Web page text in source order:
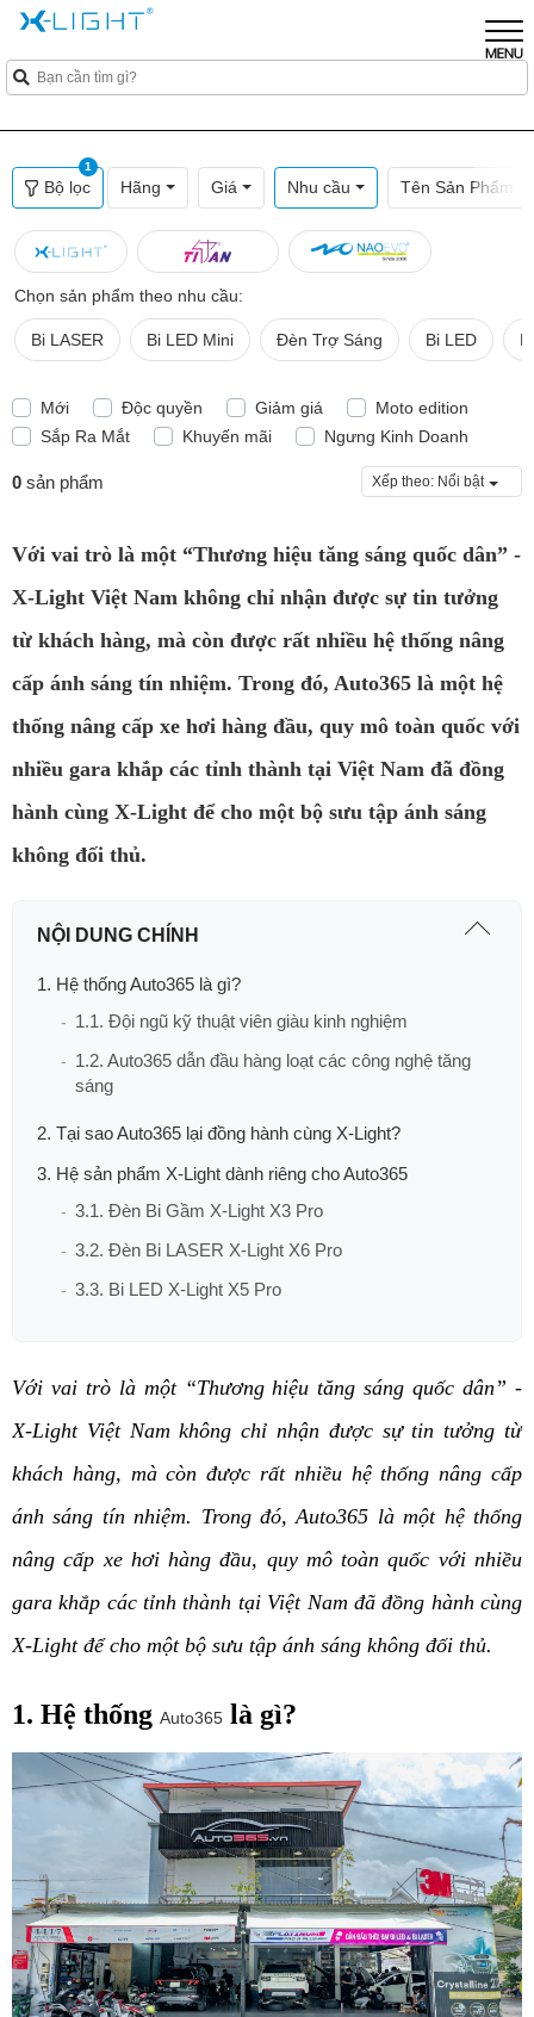
Bộ lọc
1
Hãng Giá Nhu cầu Tên Sản Phẩm
Chọn sản phẩm theo nhu cầu:
Bi LASER Bi LED Mini Đèn Trợ Sáng Bi LED
Mới Độc quyền Giảm giá
Moto edition
Sắp Ra Mắt
Khuyến mãi Ngưng Kinh Doanh
0 sản phẩm Xếp theo: Nổi bật
Với vai trò là một “Thương hiệu tăng sáng quốc dân” -
X-Light Việt Nam không chỉ nhận được sự tin tưởng
từ khách hàng, mà còn được rất nhiều hệ thống nâng
cấp ánh sáng tín nhiệm. Trong đó, Auto365 là một hệ
thống nâng cấp xe hơi hàng đầu, quy mô toàn quốc với
nhiều gara khắp các tỉnh thành tại Việt Nam đã đồng
hành cùng X-Light để cho một bộ sưu tập ánh sáng
không đối thủ.
NỘI DUNG CHÍNH
1. Hệ thống Auto365 là gì?
1.1. Đội ngũ kỹ thuật viên giàu kinh nghiệm
1.2. Auto365 dẫn đầu hàng loạt các công nghệ tăng
sáng
2. Tại sao Auto365 lại đồng hành cùng X-Light?
3. Hệ sản phẩm X-Light dành riêng cho Auto365
3.1. Đèn Bi Gầm X-Light X3 Pro
3.2. Đèn Bi LASER X-Light X6 Pro
3.3. Bi LED X-Light X5 Pro
Với vai trò là một “Thương hiệu tăng sáng quốc dân” -
X-Light Việt Nam không chỉ nhận được sự tin tưởng từ
khách hàng, mà còn được rất nhiều hệ thống nâng cấp
ánh sáng tín nhiệm. Trong đó, Auto365 là một hệ thống
nâng cấp xe hơi hàng đầu, quy mô toàn quốc với nhiều
gara khắp các tỉnh thành tại Việt Nam đã đồng hành cùng
X-Light để cho một bộ sưu tập ánh sáng không đối thủ.
1. Hệ thống Auto365 là gì?